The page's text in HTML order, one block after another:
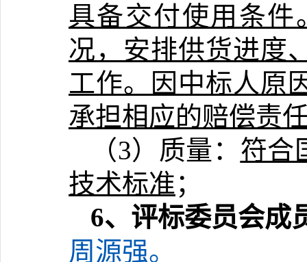
具备交付使用条
况，安排供货进度
工作。因中标人原
承担相应的赔偿责
（3） 质量： 符合
技术标准；
6、评标委员会成
周源强。